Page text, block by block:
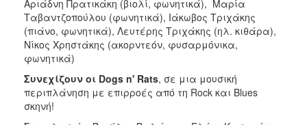
Αριάδνη Πρατικάκη (βιολί, φωνητικά), Μαρία
Ταβαντζοπούλου (φωνητικά), Ιάκωβος Τριχάκης
(πιάνο, φωνητικά), Λευτέρης Τριχάκης (ηλ. κιθάρα),
Νίκος Χρηστάκης (ακορντεόν, φυσαρμόνικα,
φωνητικά)
Συνεχίζουν οι Dogs n' Rats, σε μια μουσική
περιπλάνηση με επιρροές από τη Rock και Blues
σκηνή!